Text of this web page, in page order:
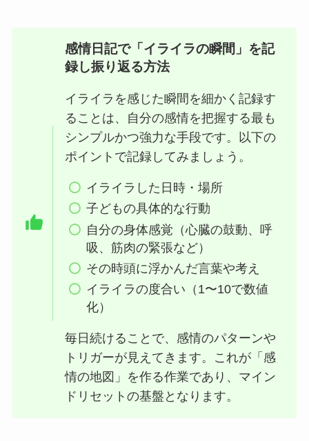
感情日記で「イライラの瞬間」を記
録し振り返る方法
イライラを感じた瞬間を細かく記録す
ることは、自分の感情を把握する最も
シンプルかつ強力な手段です。以下の
ポイントで記録してみましょう。
イライラした日時・場所
子どもの具体的な行動
自分の身体感覚（心臓の鼓動、呼
吸、筋肉の緊張など）
その時頭に浮かんだ言葉や考え
イライラの度合い（1〜10で数値
化）
毎日続けることで、感情のパターンや
トリガーが見えてきます。これが「感
情の地図」を作る作業であり、マイン
ドリセットの基盤となります。